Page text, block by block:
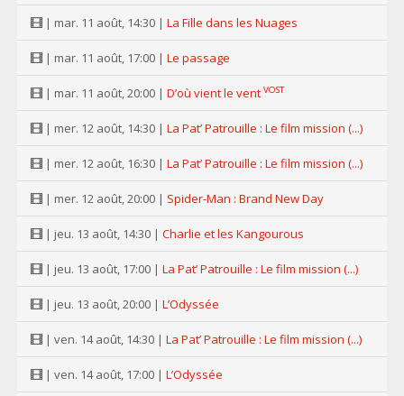
| mar. 11 août, 14:30 | La Fille dans les Nuages
| mar. 11 août, 17:00 | Le passage
| mar. 11 août, 20:00 | D’où vient le vent VOST
| mer. 12 août, 14:30 | La Pat’ Patrouille : Le film mission (...)
| mer. 12 août, 16:30 | La Pat’ Patrouille : Le film mission (...)
| mer. 12 août, 20:00 | Spider-Man : Brand New Day
| jeu. 13 août, 14:30 | Charlie et les Kangourous
| jeu. 13 août, 17:00 | La Pat’ Patrouille : Le film mission (...)
| jeu. 13 août, 20:00 | L’Odyssée
| ven. 14 août, 14:30 | La Pat’ Patrouille : Le film mission (...)
| ven. 14 août, 17:00 | L’Odyssée